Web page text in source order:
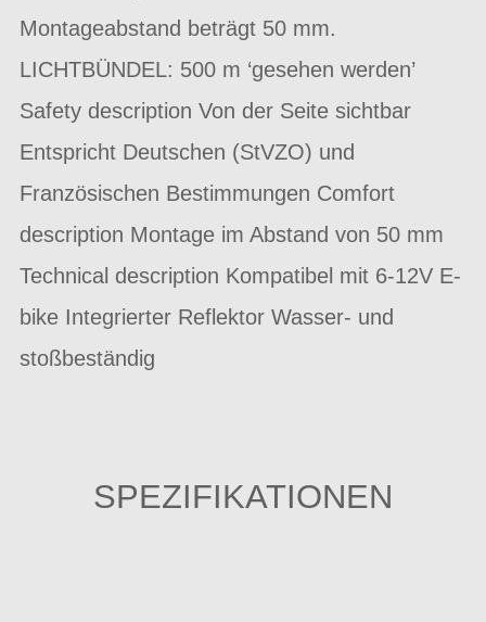
Montageabstand beträgt 50 mm.
LICHTBÜNDEL: 500 m ‘gesehen werden’
Safety description Von der Seite sichtbar
Entspricht Deutschen (StVZO) und
Französischen Bestimmungen Comfort
description Montage im Abstand von 50 mm
Technical description Kompatibel mit 6-12V E-
bike Integrierter Reflektor Wasser- und
stoßbeständig
SPEZIFIKATIONEN